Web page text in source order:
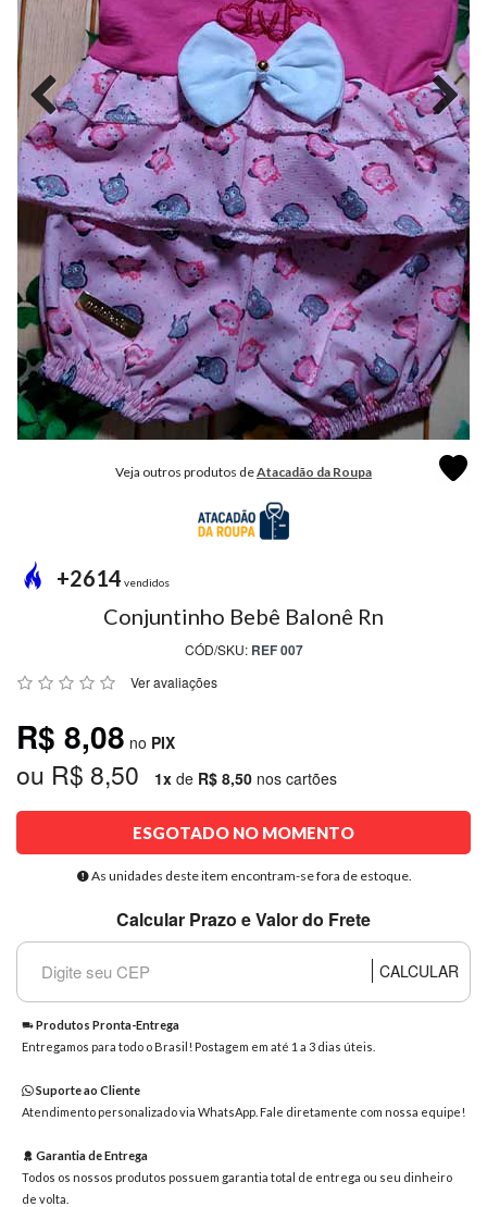
MODA
FITNESS
MODA
GRIFE
MODA
INFANTIL
MODA
INTIMA
MODA
INVERNO
MODA
MASCULINA
MODA
PLUS
PREÇO
ÚNICO
PROMOÇÕES
MARCAS
CENTRAL
ATENDIMENTO
8363
Chat
nos uma
mensagem
Veja outros produtos deAtacadão da Roupa
+2614 vendidos
Conjuntinho Bebê Balonê Rn
CÓD/SKU: REF 007
Ver avaliações
R$ 8,08 no PIX
ou R$ 8,50 1x de R$ 8,50 nos cartões
ESGOTADO NO MOMENTO
As unidades deste item encontram-se fora de estoque.
Calcular Prazo e Valor do Frete
CALCULAR
Produtos Pronta-Entrega
Entregamos para todo o Brasil! Postagem em até 1 a 3 dias úteis.
Suporte ao Cliente
Atendimento personalizado via WhatsApp. Fale diretamente com nossa equipe!
Garantia de Entrega
Todos os nossos produtos possuem garantia total de entrega ou seu dinheiro
de volta.